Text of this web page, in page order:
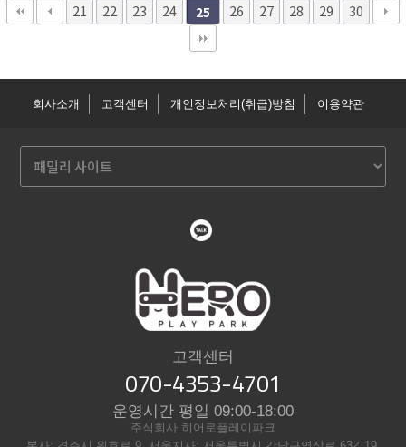
21 22 23 24 25 26 27 28 29 30
회사소개 고객센터 개인정보처리(취급)방침 이용약관
고객센터
070-4353-4701
운영시간 평일 09:00-18:00
주식회사 히어로플레이파크